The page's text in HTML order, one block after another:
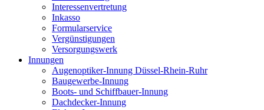
Interessenvertretung
Inkasso
Formularservice
Vergünstigungen
Versorgungswerk
Innungen
Augenoptiker-Innung Düssel-Rhein-Ruhr
Baugewerbe-Innung
Boots- und Schiffbauer-Innung
Dachdecker-Innung